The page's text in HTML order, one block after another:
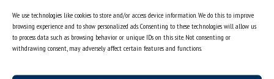
We use technologies like cookies to store and/or access device information. We do this to improve
browsing experience and to show personalized ads. Consenting to these technologies will allow us
to process data such as browsing behavior or unique IDs on this site. Not consenting or
withdrawing consent, may adversely affect certain features and functions.
ogłoszenia
oferty pracy
jak pracujemy?